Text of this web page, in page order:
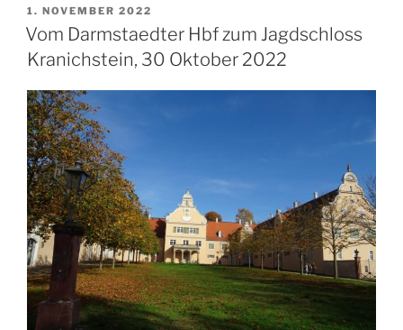
VERÖFFENTLICHT
AM
1. NOVEMBER 2022
Vom Darmstaedter Hbf zum Jagdschloss
Kranichstein, 30 Oktober 2022